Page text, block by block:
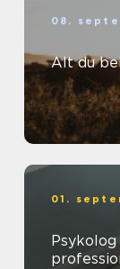
08.
Alt du
01.